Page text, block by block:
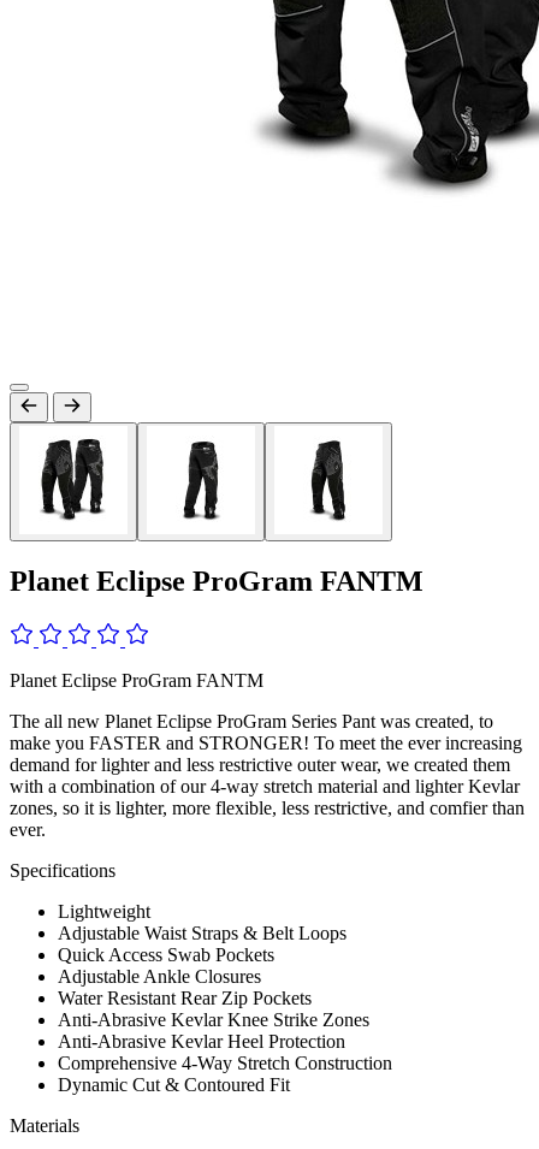
The all new Planet Eclipse ProGram Series Pant was created, to
make you FASTER and STRONGER! To meet the ever increasing
demand for lighter and less restrictive outer wear, we created them
with a combination of our 4-way stretch material and lighter Kevlar
zones, so it is lighter, more flexible, less restrictive, and comfier than
Lightweight
Adjustable Waist Straps & Belt Loops
Quick Access Swab Pockets
Adjustable Ankle Closures
Water Resistant Rear Zip Pockets
Anti-Abrasive Kevlar Knee Strike Zones
Anti-Abrasive Kevlar Heel Protection
Comprehensive 4-Way Stretch Construction